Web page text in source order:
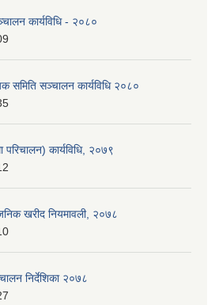
कार्यविधि - २०८०
समिति सञ्‍चालन कार्यविधि २०८०
कार्यविधि, २०७९
खरीद नियमावली, २०७८
निर्देशिका २०७८